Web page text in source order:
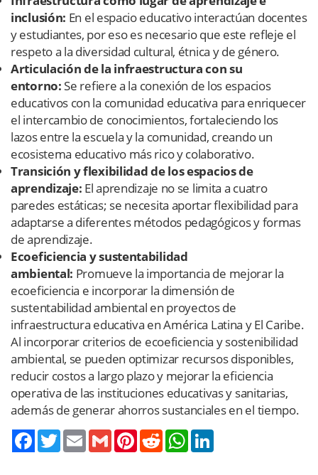
inclusión: En el espacio educativo interactúan docentes
y estudiantes, por eso es necesario que este refleje el
respeto a la diversidad cultural, étnica y de género.
Articulación de la infraestructura con su
entorno: Se refiere a la conexión de los espacios
educativos con la comunidad educativa para enriquecer
el intercambio de conocimientos, fortaleciendo los
lazos entre la escuela y la comunidad, creando un
ecosistema educativo más rico y colaborativo.
Transición y flexibilidad de los espacios de
aprendizaje: El aprendizaje no se limita a cuatro
paredes estáticas; se necesita aportar flexibilidad para
adaptarse a diferentes métodos pedagógicos y formas
de aprendizaje.
Ecoeficiencia y sustentabilidad
ambiental: Promueve la importancia de mejorar la
ecoeficiencia e incorporar la dimensión de
sustentabilidad ambiental en proyectos de
infraestructura educativa en América Latina y El Caribe.
Al incorporar criterios de ecoeficiencia y sostenibilidad
ambiental, se pueden optimizar recursos disponibles,
reducir costos a largo plazo y mejorar la eficiencia
operativa de las instituciones educativas y sanitarias,
además de generar ahorros sustanciales en el tiempo.
TwitterEmail Gmail PinterestReddit WhatsApp